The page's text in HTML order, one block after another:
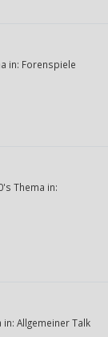
in: Forenspiele
's Thema in:
in: Allgemeiner Talk